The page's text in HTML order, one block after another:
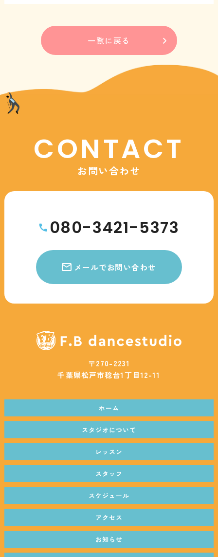
一覧に戻る
CONTACT
お問い合わせ
080-3421-5373
メールでお問い合わせ
〒270-2231
千葉県松戸市稔台1丁目12-11
ホーム
スタジオについて
レッスン
スタッフ
スケジュール
アクセス
お知らせ